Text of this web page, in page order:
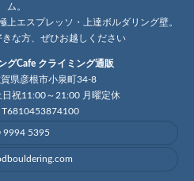
ム。
上エスプレッソ・上達ボルダリング壁。
な方、ぜひお越しください
グCafe クライミング通販
県彦根市小泉町34-8
祝11:00～21:00 月曜定休
T6810453874100
9994 5395